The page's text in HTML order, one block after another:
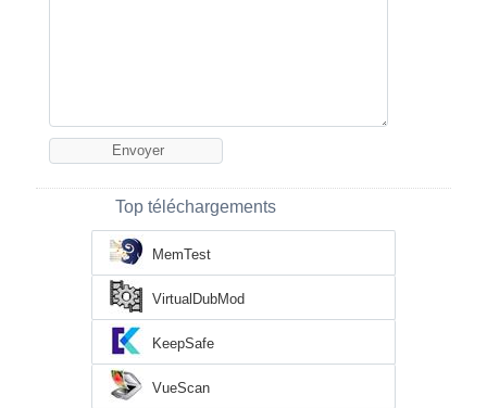
Top téléchargements
MemTest
VirtualDubMod
KeepSafe
VueScan